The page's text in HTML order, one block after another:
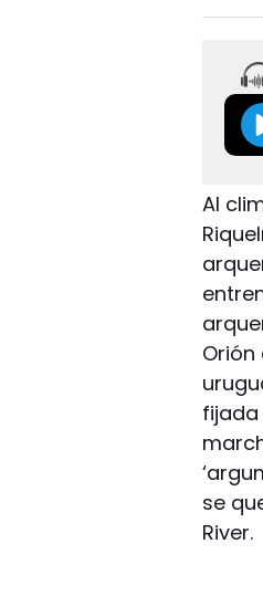
Al
fijada
se
River.